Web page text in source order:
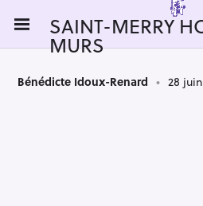
i
SAINT-MERRY
MURS
Bénédicte Idoux-Renard 28